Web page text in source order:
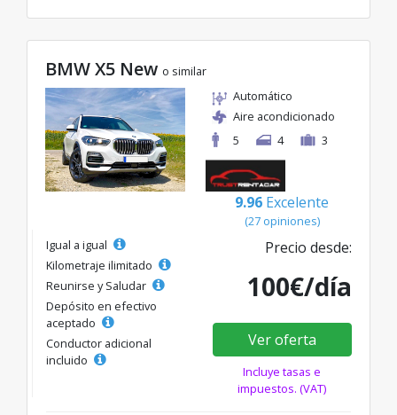
BMW X5 New o similar
Automático
Aire acondicionado
5
4 3
9.96 Excelente
(27 opiniones)
Igual a igual
Kilometraje ilimitado
Reunirse y Saludar
Depósito en efectivo
aceptado
Conductor adicional
incluido
Precio desde:
100€/día
Ver oferta
Incluye tasas e
impuestos. (VAT)